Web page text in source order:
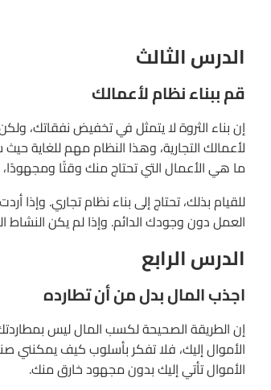
الدرس الثالث
قم ببناء نظام لأعمالك
إن بناء الثروة لا يتمثل في تخفيض نفقاتك،
لأعمالك التجارية، وهذا النظام مهم للغاية
ما هي الأعمال التي تحتاج منك وقتًا
للقيام بذلك، تحتاج إلى بناء نظام تجاري.
العمل دون وجودك الدائم. وإذا لم يكن النشاط
الدرس الرابع
اجذب المال بدل من أن تطارده
إن الطريقة الصحيحة لكسب المال ليس
الأموال إليك، فلا تفكر بأسلوب كيف يمكنني
الأموال تأتي إليك بدون مجهود خارق منك.